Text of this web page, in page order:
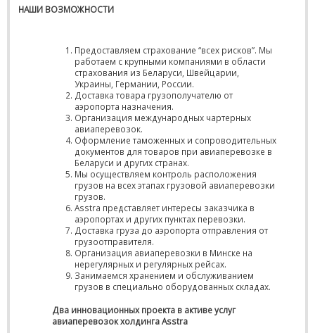
НАШИ ВОЗМОЖНОСТИ
Предоставляем страхование “всех рисков”. Мы
работаем с крупными компаниями в области
страхования из Беларуси, Швейцарии,
Украины, Германии, России.
Доставка товара грузополучателю от
аэропорта назначения.
Организация международных чартерных
авиаперевозок.
Оформление таможенных и сопроводительных
документов для товаров при авиаперевозке в
Беларуси и других странах.
Мы осуществляем контроль расположения
грузов на всех этапах грузовой авиаперевозки
грузов.
Asstra представляет интересы заказчика в
аэропортах и других пунктах перевозки.
Доставка груза до аэропорта отправления от
грузоотправителя.
Организация авиаперевозки в Минске на
нерегулярных и регулярных рейсах.
Занимаемся хранением и обслуживанием
грузов в специально оборудованных складах.
Два инновационных проекта в активе услуг
авиаперевозок холдинга Asstra